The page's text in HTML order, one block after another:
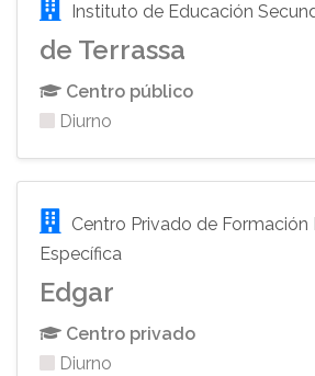
Instituto de Educación
de Terrassa
Centro público
Diurno
Centro Privado de Formación
Específica
Edgar
Centro privado
Diurno